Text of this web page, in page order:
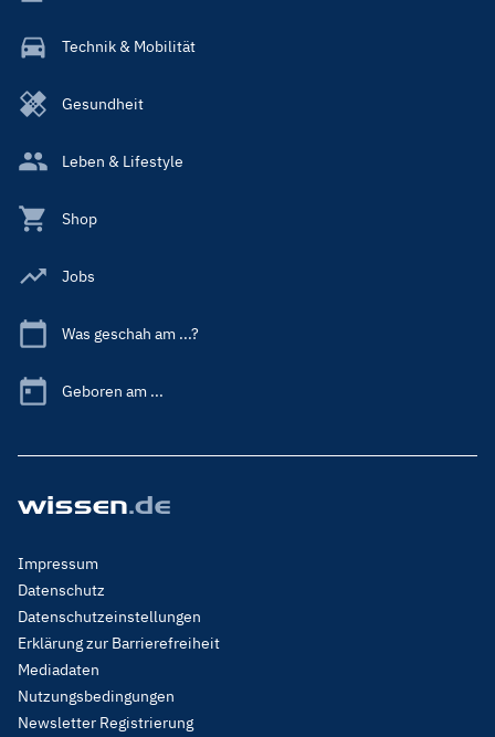
Technik & Mobilität
Gesundheit
Leben & Lifestyle
Shop
Jobs
Was geschah am ...?
Geboren am ...
Footer
Menu
Legal
Impressum
Datenschutz
Datenschutzeinstellungen
Erklärung zur Barrierefreiheit
Mediadaten
Nutzungsbedingungen
Newsletter Registrierung